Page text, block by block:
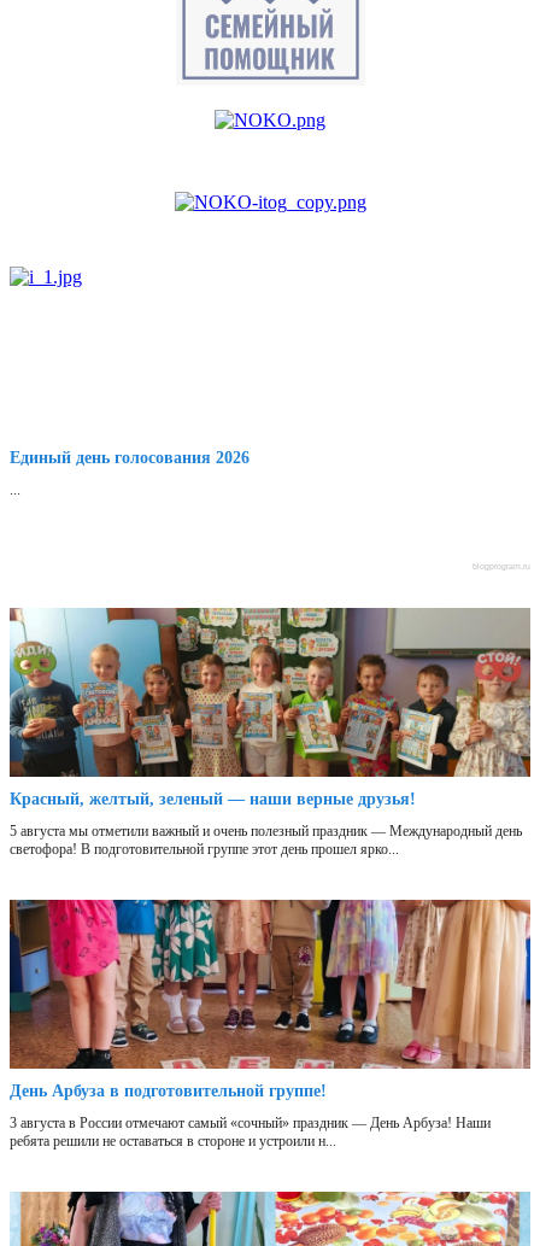
Единый день голосования 2026
...
blogprogram.ru
Красный, желтый, зеленый — наши верные друзья!
5 августа мы отметили важный и очень полезный праздник — Международный день
светофора! В подготовительной группе этот день прошел ярко...
День Арбуза в подготовительной группе!
3 августа в России отмечают самый «сочный» праздник — День Арбуза! Наши
ребята решили не оставаться в стороне и устроили н...